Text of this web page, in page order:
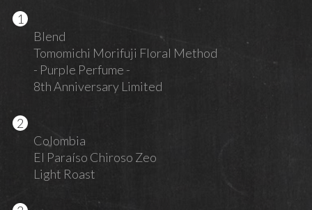
Blend
Tomomichi Morifuji Floral Method
- Purple Perfume -
8th Anniversary Limited
Colombia
El Paraíso Chiroso Zeo
Light Roast